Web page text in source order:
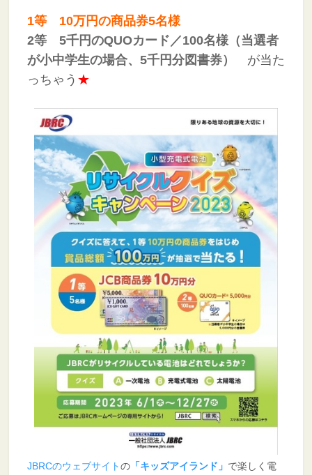
1等
10万円の商品券5名様
2等
5千円のQUOカード／100名様（当選者
が小中学生の場合、5千円分図書券） が当た
っちゃう ★
JBRCのウェブサイトの「キッズアイランド」 で楽しく電